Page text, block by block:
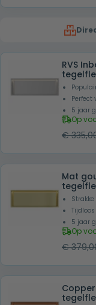
RVS
Perfect
5 jaar
Op
€
Mat
5 jaar
Op
€